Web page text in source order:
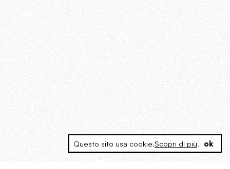
Questo sito usa cookie.Scopri di più. ok